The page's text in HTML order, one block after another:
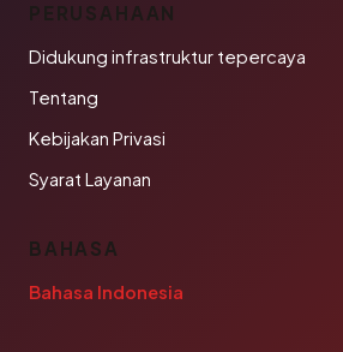
PERUSAHAAN
Didukung infrastruktur tepercaya
Tentang
Kebijakan Privasi
Syarat Layanan
BAHASA
Bahasa Indonesia